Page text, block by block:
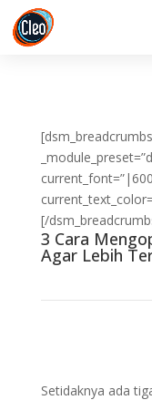
[/
3 Cara
Agar Lebih
Setidaknya ada